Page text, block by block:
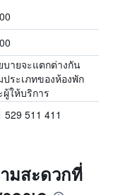
บายจะแตกต่างกัน
ประเภทของห้องพัก
ผู้ให้บริการ
529 511 411
มสะดวกที่